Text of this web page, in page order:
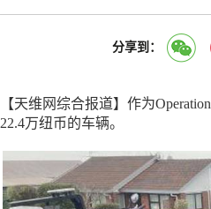
分享到：
【天维网综合报道】作为
22.4万纽币的车辆。